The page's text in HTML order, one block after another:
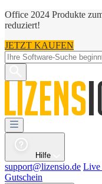
Office 2024 Produkte
reduziert!
JETZT KAUFEN
Hilfe
support@lizensio.de Live
Gutschein